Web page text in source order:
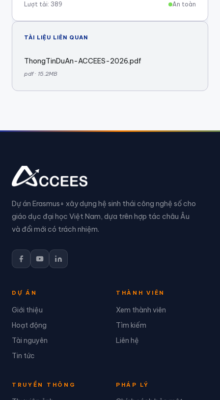
Lượt tải: 389 An toàn
TÀI LIỆU LIÊN QUAN
ThongTinDuAn-ACCEES-2026.pdf
pdf · 15.2MB
Dự án Erasmus+ xây dựng hệ sinh thái công nghệ số cho
giáo dục đại học Việt Nam, dựa trên hợp tác châu Âu
và đổi mới có trách nhiệm.
DỰ ÁN
Giới thiệu
Hoạt động
Tài nguyên
Tin tức
THÀNH VIÊN
Xem thành viên
Tìm kiếm
Liên hệ
TRUYỀN THÔNG PHÁP LÝ